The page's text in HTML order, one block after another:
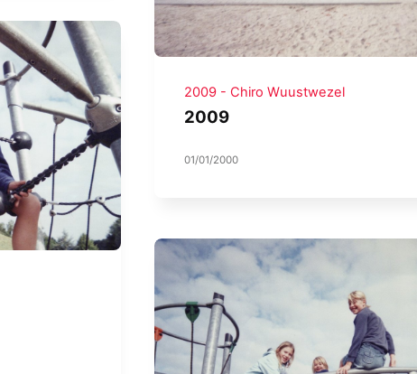
2009 - Chiro Wuustwezel
2009
01/01/2000